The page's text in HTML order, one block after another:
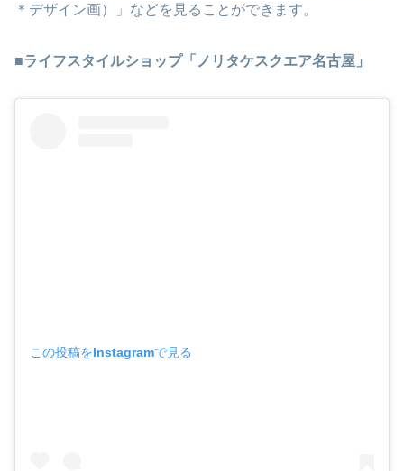
＊デザイン画）」などを見ることができます。
■ライフスタイルショップ「ノリタケスクエア名古屋」
この投稿をInstagramで見る